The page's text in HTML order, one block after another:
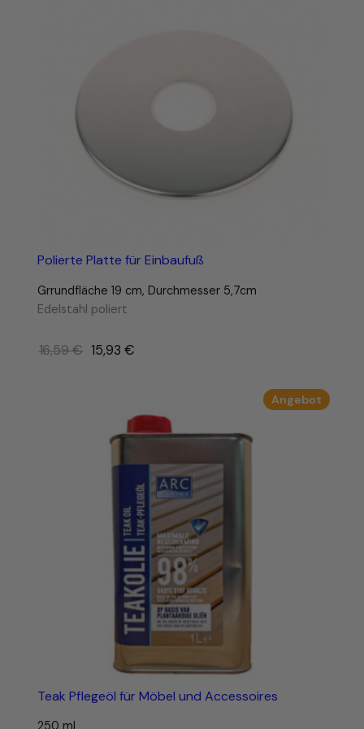
Polierte Platte für Einbaufuß
Grrundfläche 19 cm, Durchmesser 5,7cm
Edelstahl poliert
16,59€ Ursprünglicher
15,93 €
Angebot
im
Teak Pflegeöl für Möbel und Accessoires